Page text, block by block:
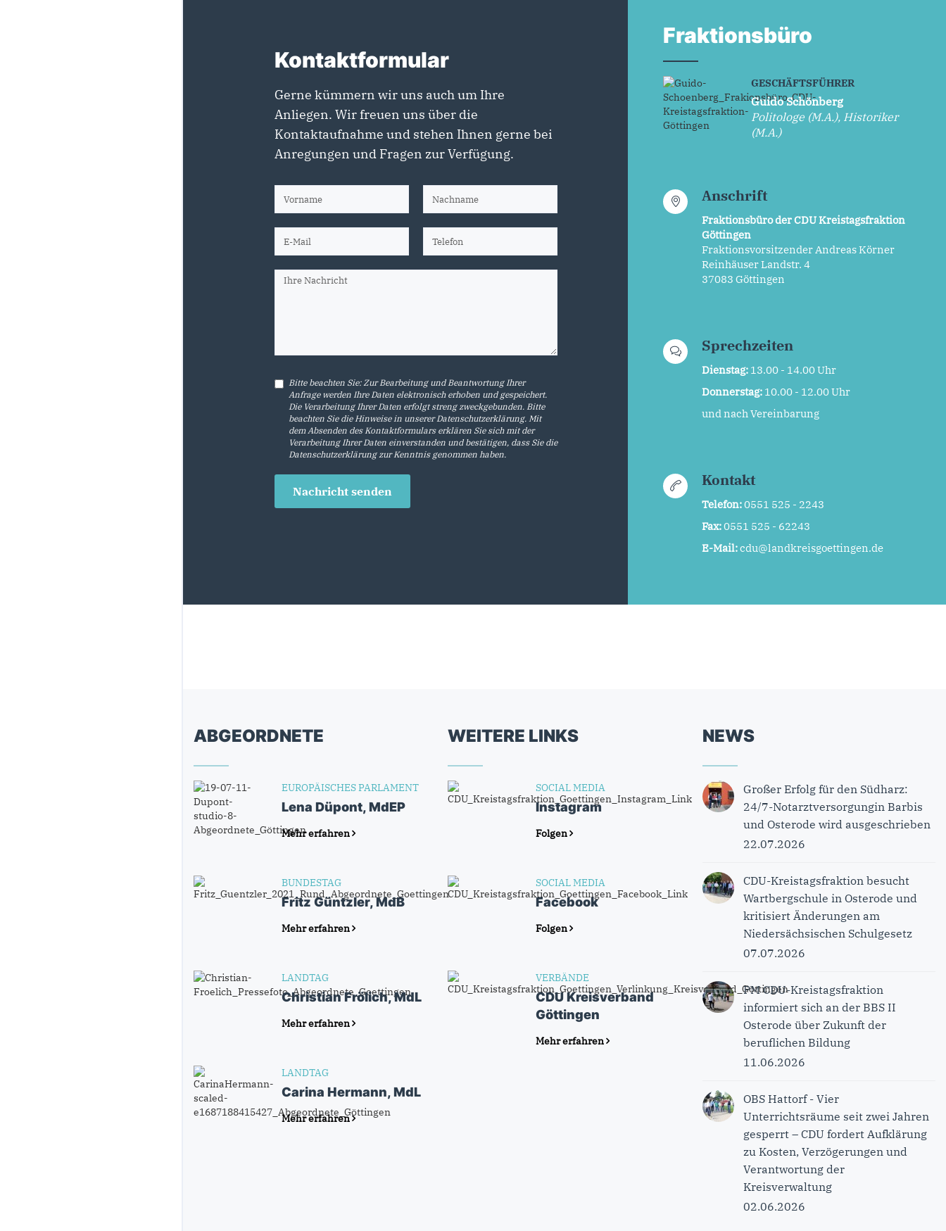
Kontaktformular
Gerne kümmern wir uns auch um Ihre
Anliegen. Wir freuen uns über die
Kontaktaufnahme und stehen Ihnen gerne bei
Anregungen und Fragen zur Verfügung.
Bitte beachten Sie: Zur Bearbeitung und Beantwortung Ihrer
Anfrage werden Ihre Daten elektronisch erhoben und gespeichert.
Die Verarbeitung Ihrer Daten erfolgt streng zweckgebunden. Bitte
beachten Sie die Hinweise in unsererDatenschutzerklärung. Mit
dem Absenden des Kontaktformulars erklären Sie sich mit der
Verarbeitung Ihrer Daten einverstanden und bestätigen, dass Sie die
Datenschutzerklärungzur Kenntnis genommen haben.
Nachricht senden
Fraktionsbüro
GESCHÄFTSFÜHRER
Guido Schönberg
Politologe (M.A.), Historiker
(M.A.)
Anschrift
Fraktionsbüro der CDU Kreistagsfraktion
Göttingen
Fraktionsvorsitzender Andreas Körner
Reinhäuser Landstr. 4
37083 Göttingen
Sprechzeiten
Dienstag: 13.00 - 14.00 Uhr
Donnerstag: 10.00 - 12.00 Uhr
und nach Vereinbarung
Kontakt
Telefon:0551 525 - 2243
Fax:0551 525 - 62243
E-Mail:cdu@landkreisgoettingen.de
ABGEORDNETE
EUROPÄISCHES PARLAMENT
Lena Düpont, MdEP
Mehr erfahren
BUNDESTAG
Fritz Güntzler, MdB
Mehr erfahren
LANDTAG
Christian Frölich, MdL
Mehr erfahren
LANDTAG
Carina Hermann, MdL
Mehr erfahren
WEITERE LINKS
SOCIAL MEDIA
Instagram
Folgen
SOCIAL MEDIA
Facebook
Folgen
VERBÄNDE
CDU Kreisverband
Göttingen
Mehr erfahren
NEWS
Großer Erfolg für den Südharz:
24/7-Notarztversorgungin Barbis
und Osterode wird ausgeschrieben
22.07.2026
CDU-Kreistagsfraktion besucht
Wartbergschule in Osterode und
kritisiert Änderungen am
Niedersächsischen Schulgesetz
07.07.2026
PM CDU-Kreistagsfraktion
informiert sich an der BBS II
Osterode über Zukunft der
beruflichen Bildung
11.06.2026
OBS Hattorf - Vier
Unterrichtsräume seit zwei Jahren
gesperrt – CDU fordert Aufklärung
zu Kosten, Verzögerungen und
Verantwortung der
Kreisverwaltung
02.06.2026